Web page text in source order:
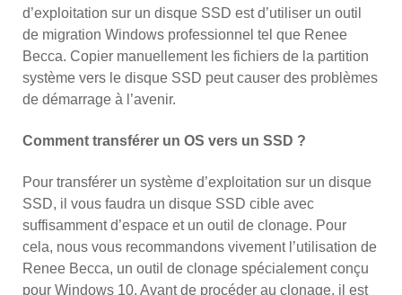
d’exploitation sur un disque SSD est d’utiliser un outil
de migration Windows professionnel tel que Renee
Becca. Copier manuellement les fichiers de la partition
système vers le disque SSD peut causer des problèmes
de démarrage à l’avenir.
Comment transférer un OS vers un SSD ?
Pour transférer un système d’exploitation sur un disque
SSD, il vous faudra un disque SSD cible avec
suffisamment d’espace et un outil de clonage. Pour
cela, nous vous recommandons vivement l’utilisation de
Renee Becca, un outil de clonage spécialement conçu
pour Windows 10. Avant de procéder au clonage, il est